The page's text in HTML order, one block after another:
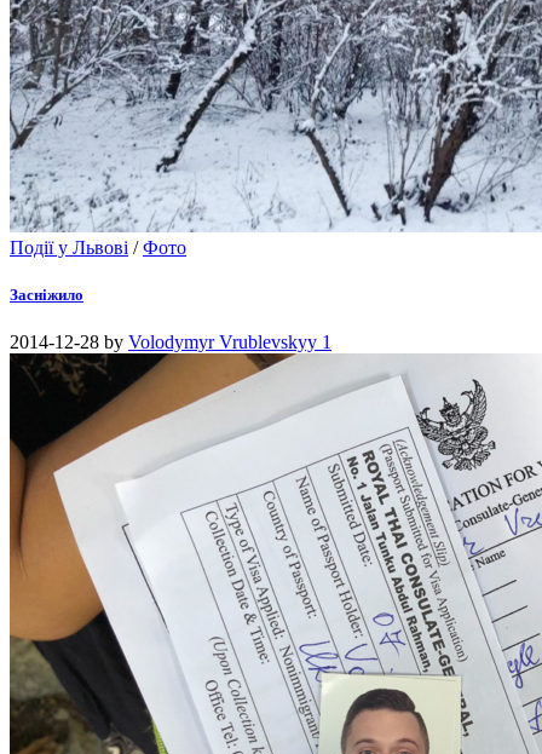
Події у Львові /Фото
Засніжило
2014-12-28 by Volodymyr Vrublevskyy 1